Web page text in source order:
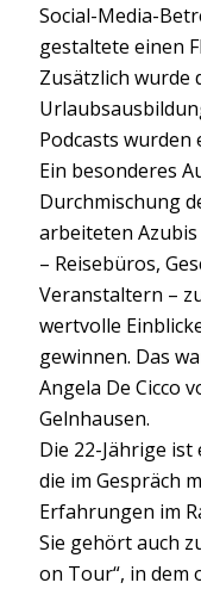
Social-Media-
gestaltete einen
Zusätzlich wurde
Podcasts wurden
Ein besonderes
Durchmischung
arbeiteten
– Reisebüros,
Veranstaltern –
wertvolle
gewinnen. Das
Angela De Cicco
Gelnhausen.
Die 22-Jährige
die im Gespräch
Erfahrungen im
Sie gehört auch
on Tour“, in